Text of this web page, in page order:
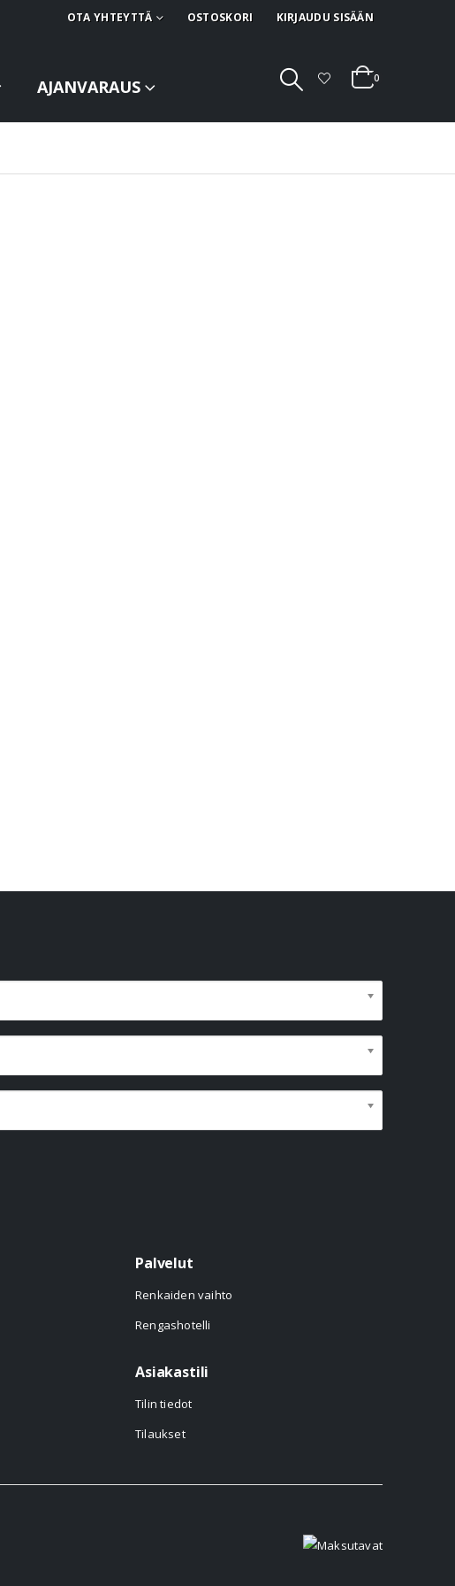
OTA YHTEYTTÄ OSTOSKORI KIRJAUDU SISÄÄN
AJANVARAUS 0
Palvelut
Renkaiden vaihto
Rengashotelli
Asiakastili
Tilin tiedot
Tilaukset